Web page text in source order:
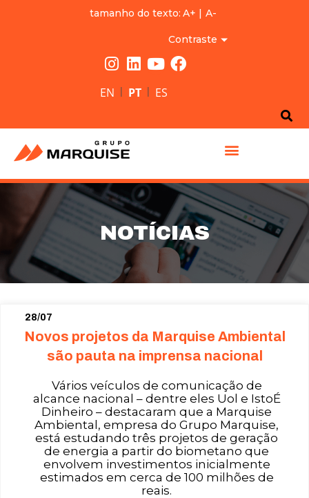
tamanho do texto: A+ | A-
Contraste
EN | PT | ES
NOTÍCIAS
28/07
Novos projetos da Marquise Ambiental
são pauta na imprensa nacional
Vários veículos de comunicação de
alcance nacional – dentre eles Uol e IstoÉ
Dinheiro – destacaram que a Marquise
Ambiental, empresa do Grupo Marquise,
está estudando três projetos de geração
de energia a partir do biometano que
envolvem investimentos inicialmente
estimados em cerca de 100 milhões de
reais.